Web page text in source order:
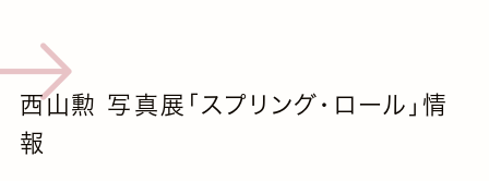
西山勲 写真展「スプリング・ロール」情
報